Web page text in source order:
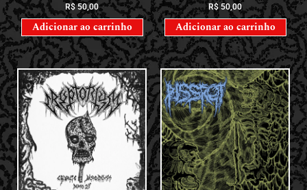
R$50,00
Adicionar ao carrinho
R$ 50,00
Adicionar ao carrinho